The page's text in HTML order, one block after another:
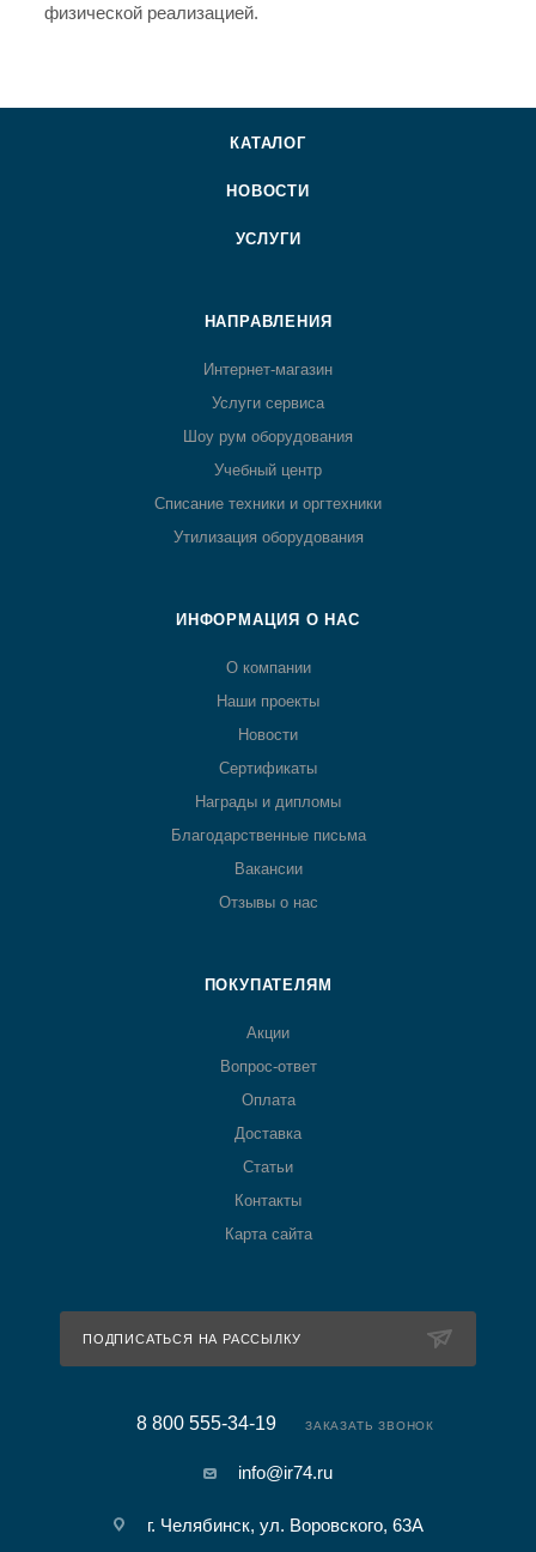
физической реализацией.
КАТАЛОГ
НОВОСТИ
УСЛУГИ
НАПРАВЛЕНИЯ
Интернет-магазин
Услуги сервиса
Шоу рум оборудования
Учебный центр
Списание техники и оргтехники
Утилизация оборудования
ИНФОРМАЦИЯ О НАС
О компании
Наши проекты
Новости
Сертификаты
Награды и дипломы
Благодарственные письма
Вакансии
Отзывы о нас
ПОКУПАТЕЛЯМ
Акции
Вопрос-ответ
Оплата
Доставка
Статьи
Контакты
Карта сайта
ПОДПИСАТЬСЯ НА РАССЫЛКУ
8 800 555-34-19 ЗАКАЗАТЬ ЗВОНОК
info@ir74.ru
г. Челябинск, ул. Воровского, 63А